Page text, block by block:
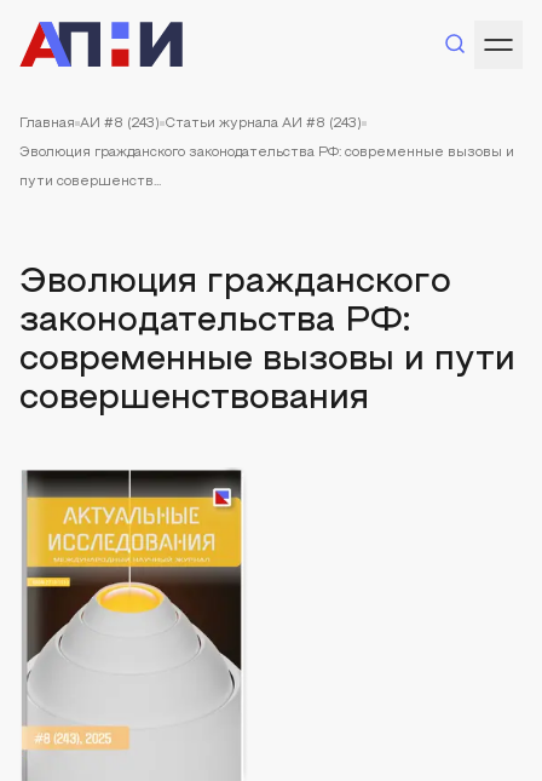
Главная АИ #8 (243) Статьи журнала АИ #8 (243)
Эволюция гражданского законодательства РФ: современные вызовы и
пути совершенств...
Эволюция гражданского
законодательства РФ:
современные вызовы и пути
совершенствования